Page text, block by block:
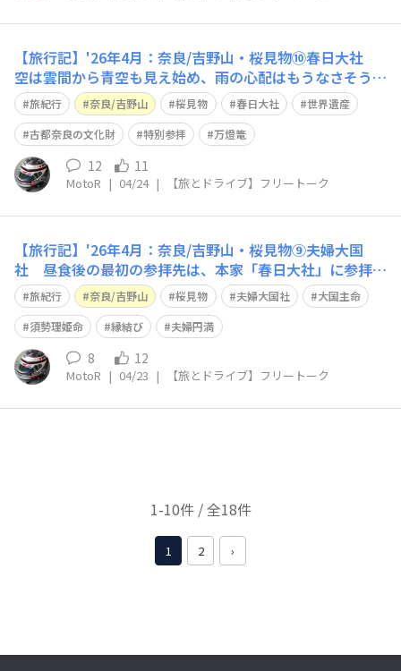
【旅行記】'26年4月：奈良/吉野山・桜見物⑩春日大社
空は雲間から青空も見え始め、雨の心配はもうなさそうで
す🙄いよいよユネスコの世界遺産「古都奈良の文化財」の
1つとして登録されている『春日大社』に向かいます🙂
「夫婦大国社」からは徒歩3分、せっかくなので特別参拝
(¥700)させて頂きます😃 現在の社
旅紀行 奈良/吉野山 桜見物 春日大社
世界遺産
古都奈良の文化財
特別参拝 万燈篭
12 11
MotoR | 04/24 | 【旅とドライブ】フリートーク
【旅行記】'26年4月：奈良/吉野山・桜見物⑨夫婦大国
社 昼食後の最初の参拝先は、本家「春日大社」に参拝す
る前に末社『夫婦大国社』に向かいました🙂 春日大社の
広大な神域には、61の摂社・末社がありその中の1社であ
る「夫婦大国社」は日本で唯一の大国主命（オオクニヌシ
ノミコト）と須勢理姫命（スセリヒメノ
旅紀行 奈良/吉野山 桜見物 夫婦大国社
大国主命
須勢理姫命
縁結び 夫婦円満
8 12
MotoR | 04/23 | 【旅とドライブ】フリートーク
1-10件 / 全18件
1 2 ›